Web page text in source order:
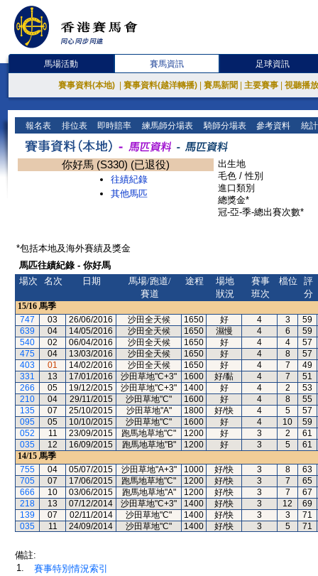
馬場活動 賽馬資訊 足球資訊
賽事資料(本地) 賽事資料(越洋轉播) 賽馬新聞 主要賽事 視聽播
報名表 排位表 即時賠率 練馬師分場表 騎師分場表 參考資料 統
你好馬 (S330) (已退役)
往績紀錄
其他馬匹
出生地
毛色 / 性別
進口類別
總獎金*
冠-亞-季-總出賽次數*
*包括本地及海外賽績及獎金
馬匹往績紀錄 - 你好馬
場次
名次 日期
馬場/跑道/
賽道
途程
場地
狀況
賽事
班次
檔位
評
分
15/16 馬季
747
03 26/06/2016 沙田全天候 1650 好 4 3
59
639
04 14/05/2016 沙田全天候 1650 濕慢 4 6
59
540
02 06/04/2016 沙田全天候 1650 好 4 4
57
475
04 13/03/2016 沙田全天候 1650 好 4 8
57
403
01 14/02/2016 沙田全天候 1650 好 4 7
49
331
13 17/01/2016 沙田草地"C+3" 1600 好/黏 4 7
51
266
05 19/12/2015 沙田草地"C+3" 1400 好 4 2
53
210
04 29/11/2015 沙田草地"C" 1600 好 4 8
55
135
07 25/10/2015 沙田草地"A" 1800 好/快 4 5
57
095
05 10/10/2015 沙田草地"C" 1600 好 4 10
59
052
11 23/09/2015 跑馬地草地"C" 1200 好 3 2
61
035
12 16/09/2015 跑馬地草地"B" 1200 好 3 5
61
14/15 馬季
755
04 05/07/2015 沙田草地"A+3" 1000 好/快 3 8
63
705
07 17/06/2015 跑馬地草地"C" 1200 好/快 3 7
65
666
10 03/06/2015 跑馬地草地"A" 1200 好/快 3 7
67
218
13 07/12/2014 沙田草地"C+3" 1400 好/快 3 12
69
139
07 02/11/2014 沙田草地"C" 1400 好/快 3 3
71
035
11 24/09/2014 沙田草地"C" 1400 好/快 3 5 71
備註:
1.
賽事特別情況索引